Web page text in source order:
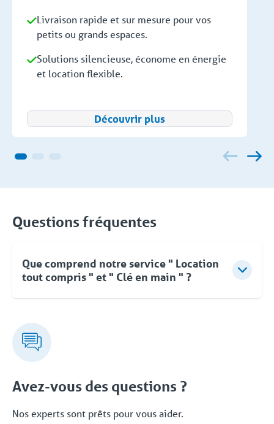
Livraison rapide et sur mesure pour vos
petits ou grands espaces.
Solutions silencieuse, économe en énergie
et location flexible.
Découvrir plus
Questions fréquentes
Que comprend notre service " Location
tout compris " et " Clé en main " ?
fourniture d'équipements. Vous pouvez compter sur
des conseils d'experts, une approche flexible et une
livraison clé en main rapide et orientée vers les
solutions. Même après la mise en service, vous
pouvez faire appel à Coolworld à tout moment.
Avec notre propre service d'assistance 24/7/365,
nous vous proposons une solution fiable. Cet
Avez-vous des questions ?
Nos experts sont prêts pour vous aider.